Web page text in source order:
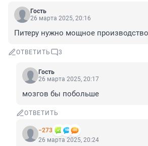
Гость
26 марта 2025, 20:16
Питеру нужно мощное
ОТВЕТИТЬ 3
Гость
26 марта 2025, 20:17
мозгов бы побольше
ОТВЕТИТЬ
−273
26 марта 2025, 20:24